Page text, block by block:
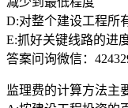
D:对整个建设工程所
E:抓好关键线路的进
答案问询微信：
监理费的计算方法主